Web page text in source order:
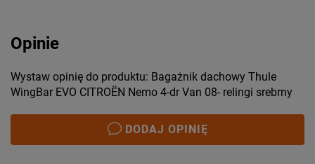
Opinie
Wystaw opinię do produktu: Bagażnik dachowy Thule
WingBar EVO CITROËN Nemo 4-dr Van 08- relingi srebrny
DODAJ OPINIĘ